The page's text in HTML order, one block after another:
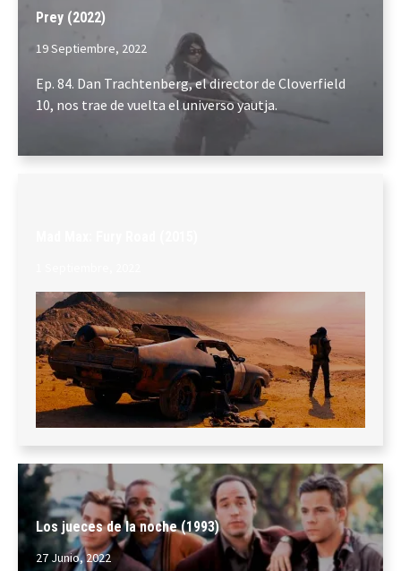
Prey (2022)
19 Septiembre, 2022
Ep. 84. Dan Trachtenberg, el director de Cloverfield
10, nos trae de vuelta el universo yautja.
Ep. 83. Volvemos pisando el acelerador con una de las
mejores películas de acción de todos los tiempos. No
os lo perdáis.
Comparte...
Los jueces de la noche (1993)
27 Junio, 2022